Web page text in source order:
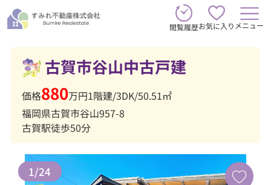
閲覧履歴お気に入り メニュー
古賀市谷山中古戸建
価格880万円1階建/3DK/50.51㎡
福岡県古賀市谷山957-8
古賀駅徒歩50分
1/24